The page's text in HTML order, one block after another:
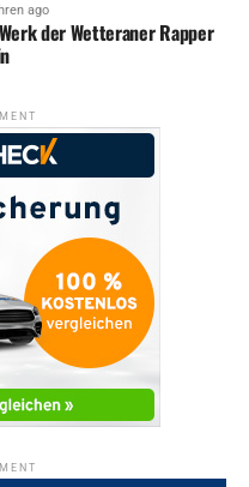
ago
der Wetteraner Rapper